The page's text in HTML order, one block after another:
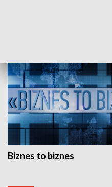
Biznes to biznes